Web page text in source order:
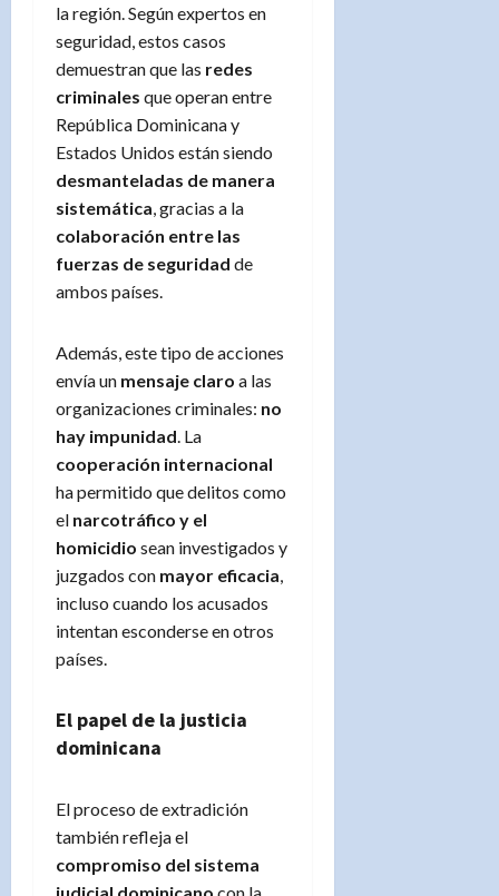
la región. Según expertos en
seguridad, estos casos
demuestran que las redes
criminales que operan entre
República Dominicana y
Estados Unidos están siendo
desmanteladas de manera
sistemática , gracias a la
colaboración entre las
fuerzas de seguridad de
ambos países.
Además, este tipo de acciones
envía un mensaje claro a las
organizaciones criminales: no
hay impunidad . La
cooperación internacional
ha permitido que delitos como
el narcotráfico y el
homicidio sean investigados y
juzgados con mayor eficacia
incluso cuando los acusados
intentan esconderse en otros
países.
El papel de la justicia
dominicana
El proceso de extradición
también refleja el
compromiso del sistema